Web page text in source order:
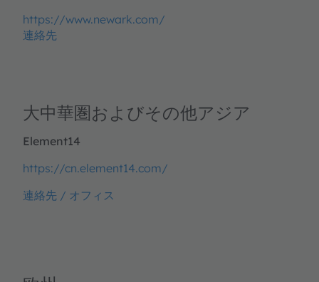
https://www.newark.com/
連絡先
大中華圏およびその他アジア
Element14
https://cn.element14.com/
連絡先 / オフィス